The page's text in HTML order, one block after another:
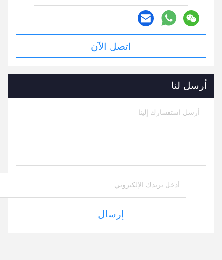
اتصل الآن
أرسل لنا
إرسال